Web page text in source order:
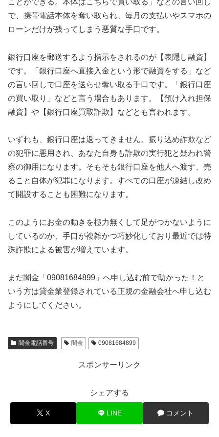
で、携帯電話本体を奪い取られ、毎月の支払いやスマホの
ローンだけが残ってしまう悪質な手口です。
銀行口座を郵送するよう指示をされるのが【表隠し融資】
です。「銀行口座へ直接入金という形で融資をする」など
の言い回しで口座を送らせ奪い取る手口です。「銀行口座
の買い取り」などと言う場合もあります。【預け入れ担保
融資】や【銀行口座買取詐欺】などとも言われます。
いずれも、銀行口座は返ってきません。振り込め詐欺など
の犯罪に悪用され、あなた自身も詐欺の実行犯と疑われ警
察の御用になります。そもそも銀行口座を他人へ渡す、売
ること自体が犯罪になります。すべての口座が凍結し改め
て開設することも困難になります。
このようにお金の動きを極力無くして足がつかないように
しているのか、手口が複雑かつ巧妙化しており最近では特
殊詐欺による被害が増えています。
まだ闇金「09081684899」へ申し込む前で助かった！と
いう方は貸金業登録されている正規の金融会社へ申し込む
ようにしてください。
闇金電話番号 闇金 09081684899
スポンサーリンク
シェアする
X LINE コメント